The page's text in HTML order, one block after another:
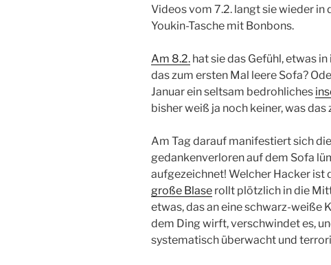
Videos vom 7.2. langt sie wieder
Youkin-Tasche mit Bonbons.
Am 8.2. hat sie das Gefühl, etwas
das zum ersten Mal leere Sofa?
Januar ein seltsam bedrohliches
bisher weiß ja noch keiner, was
Am Tag darauf manifestiert sich
gedankenverloren auf dem Sofa
aufgezeichnet! Welcher Hacker ist
große Blase rollt plötzlich in die
etwas, das an eine schwarz-weiße
dem Ding wirft, verschwindet es,
systematisch überwacht und